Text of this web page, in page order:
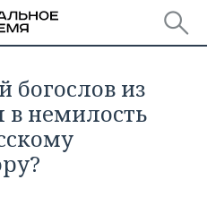
богослов из
в немилость